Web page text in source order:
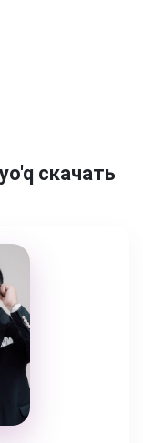
скачать